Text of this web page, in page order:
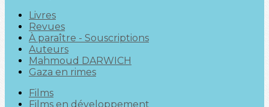
Livres
Revues
À paraître - Souscriptions
Auteurs
Mahmoud DARWICH
Gaza en rimes
Films
Films en développement